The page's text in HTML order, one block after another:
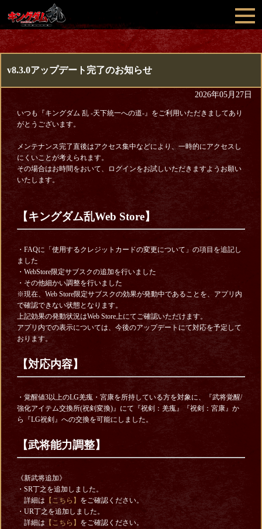
v8.3.0アップデート完了のお知らせ
2026年05月27日
いつも『キングダム 乱 -天下統一への道-』をご利用いただきましてあり
がとうございます。
メンテナンス完了直後はアクセス集中などにより、一時的にアクセスし
にくいことが考えられます。
その場合はお時間をおいて、ログインをお試しいただきますようお願い
いたします。
【キングダム乱Web Store】
・FAQに「使用するクレジットカードの変更について」の項目を追記し
ました
・WebStore限定サブスクの追加を行いました
・その他細かい調整を行いました
※現在、Web Store限定サブスクの効果が発動中であることを、アプリ内
で確認できない状態となります。
上記効果の発動状況はWeb Store上にてご確認いただけます。
アプリ内での表示については、今後のアップデートにて対応を予定して
おります。
【対応内容】
・覚醒値3以上のLG羌瘣・宮康を所持している方を対象に、『武将覚醒/
強化アイテム交換所(祝剣変換)』にて『祝剣：羌瘣』『祝剣：宮康』か
ら『LG祝剣』への交換を可能にしました。
【武将能力調整】
《新武将追加》
・SR丁之を追加しました。
詳細は 【こちら】 をご確認ください。
・UR丁之を追加しました。
詳細は 【こちら】 をご確認ください。